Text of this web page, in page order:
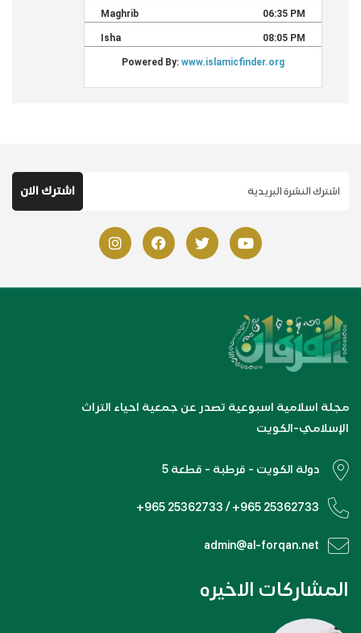
مجلة اسلامية اسبوعية تصدر عن جمعية احياء التراث
الإسلامي-الكويت
دولة الكويت - قرطبة - قطعة 5
+965 25362733 / +965 25362733
admin@al-forqan.net
المشاركات الاخيره